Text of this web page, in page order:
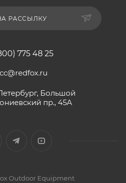
РАССЫЛКУ
775 48 25
cc@redfox.ru
Большой
пр., 45А
Outdoor Equipment